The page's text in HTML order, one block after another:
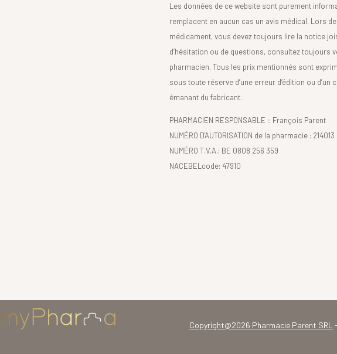
Les données de ce website sont purement
remplacent en aucun cas un avis médical. Lors de
médicament, vous devez toujours lire la notice
d’hésitation ou de questions, consultez toujours
pharmacien. Tous les prix mentionnés sont
sous toute réserve d’une erreur d’édition ou d’un
émanant du fabricant.
PHARMACIEN RESPONSABLE :: François Parent
NUMÉRO D'AUTORISATION de la pharmacie : 214013
NUMÉRO T.V.A.: BE 0808 256 359
NACEBELcode: 47910
Copyright@2026 Pharmacie Parent SRL -